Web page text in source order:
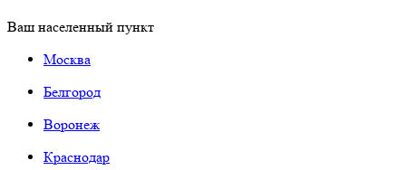
Ваш населенный пункт
Москва
Белгород
Воронеж
Краснодар